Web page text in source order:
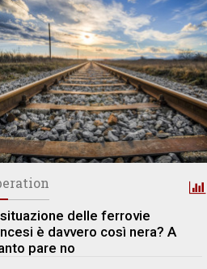
delle ferrovie
è davvero così nera? A
pare no